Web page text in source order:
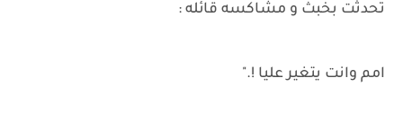
تحدثت بخبث و مشاكسه قائله :
امم وانت يتغير عليا !."